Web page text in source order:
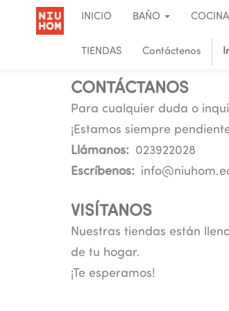
INICIO BAÑO COCINA
TIENDAS Contáctenos
CONTÁCTANOS
Para cualquier duda o
¡Estamos siempre
Llámanos: 023922028
Escríbenos:
VISÍTANOS
Nuestras tiendas están
de tu hogar.
¡Te esperamos!